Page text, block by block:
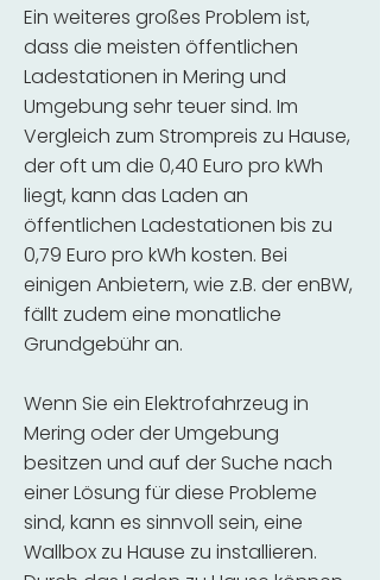
Ein weiteres großes Problem ist,
dass die meisten öffentlichen
Ladestationen in Mering und
Umgebung sehr teuer sind. Im
Vergleich zum Strompreis zu Hause,
der oft um die 0,40 Euro pro kWh
liegt, kann das Laden an
öffentlichen Ladestationen bis zu
0,79 Euro pro kWh kosten. Bei
einigen Anbietern, wie z.B. der enBW,
fällt zudem eine monatliche
Grundgebühr an.
Wenn Sie ein Elektrofahrzeug in
Mering oder der Umgebung
besitzen und auf der Suche nach
einer Lösung für diese Probleme
sind, kann es sinnvoll sein, eine
Wallbox zu Hause zu installieren.